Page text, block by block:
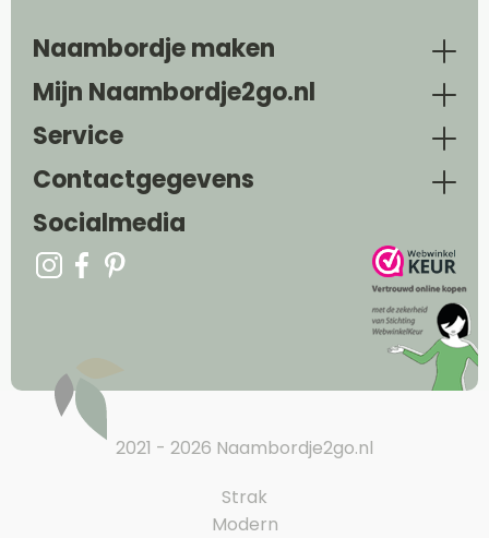
Naambordje maken
Mijn Naambordje2go.nl
Service
Contactgegevens
Socialmedia
2021 - 2026 Naambordje2go.nl
Strak
Modern